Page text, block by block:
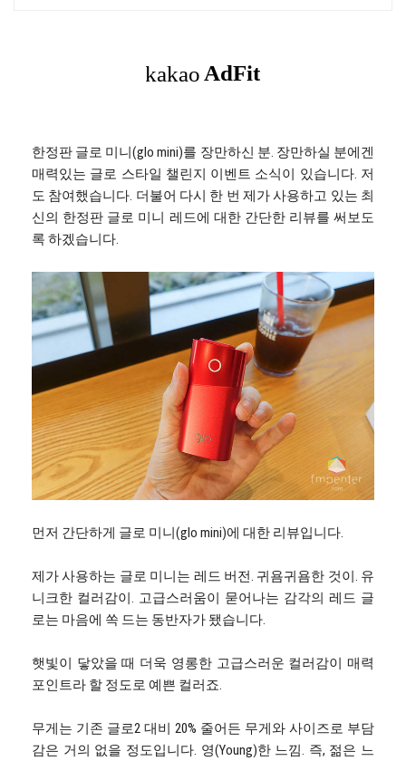
한정판 글로 미니(glo mini)를 장만하신 분. 장만하실 분에겐
매력있는 글로 스타일 챌린지 이벤트 소식이 있습니다. 저
도 참여했습니다. 더불어 다시 한 번 제가 사용하고 있는 최
신의 한정판 글로 미니 레드에 대한 간단한 리뷰를 써보도
록 하겠습니다.
먼저 간단하게 글로 미니(glo mini)에 대한 리뷰입니다.
제가 사용하는 글로 미니는 레드 버전. 귀욤귀욤한 것이. 유
니크한 컬러감이. 고급스러움이 묻어나는 감각의 레드 글
로는 마음에 쏙 드는 동반자가 됐습니다.
햇빛이 닿았을 때 더욱 영롱한 고급스러운 컬러감이 매력
포인트라 할 정도로 예쁜 컬러죠.
무게는 기존 글로2 대비 20% 줄어든 무게와 사이즈로 부담
감은 거의 없을 정도입니다. 영(Young)한 느낌. 즉, 젊은 느